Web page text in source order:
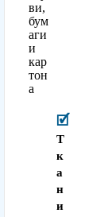
ви,
бум
аги
и
кар
тон
а
Т
к
а
н
и